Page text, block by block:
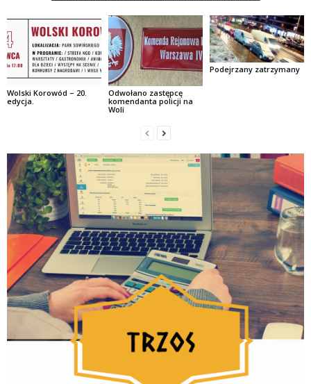
Wolski Korowód – 20.
edycja.
Odwołano zastępcę
komendanta policji na
Woli
Podejrzany zatrzymany